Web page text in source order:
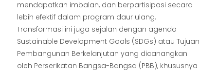
mendapatkan imbalan, dan berpartisipasi secara
lebih efektif dalam program daur ulang.
Transformasi ini juga sejalan dengan agenda
Sustainable Development Goals (SDGs) atau Tujuan
Pembangunan Berkelanjutan yang dicanangkan
oleh Perserikatan Bangsa-Bangsa (PBB), khususnya